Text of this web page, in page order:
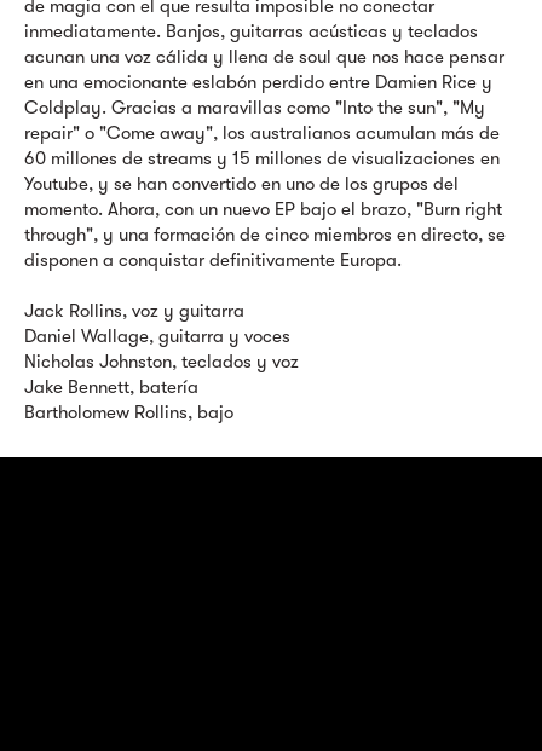
de magia con el que resulta imposible no conectar
inmediatamente. Banjos, guitarras acústicas y teclados
acunan una voz cálida y llena de soul que nos hace pensar
en una emocionante eslabón perdido entre Damien Rice y
Coldplay. Gracias a maravillas como "Into the sun", "My
repair" o "Come away", los australianos acumulan más de
60 millones de streams y 15 millones de visualizaciones en
Youtube, y se han convertido en uno de los grupos del
momento. Ahora, con un nuevo EP bajo el brazo, "Burn right
through", y una formación de cinco miembros en directo, se
disponen a conquistar definitivamente Europa.
Jack Rollins, voz y guitarra
Daniel Wallage, guitarra y voces
Nicholas Johnston, teclados y voz
Jake Bennett, batería
Bartholomew Rollins, bajo